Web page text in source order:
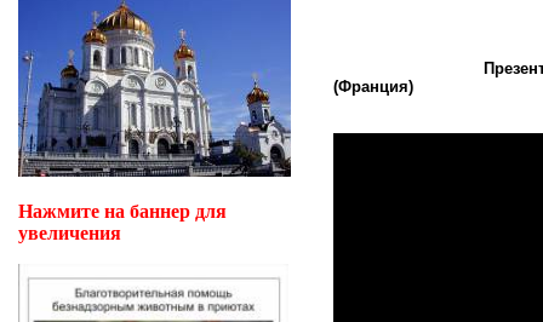
Нажмите на баннер для
увеличения
Презентация
(Франция)